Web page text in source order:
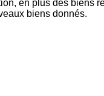
en plus des biens
biens donnés.